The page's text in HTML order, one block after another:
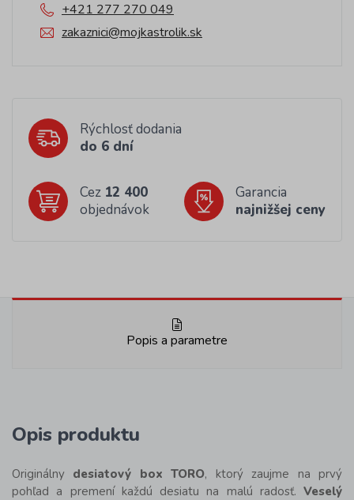
+421 277 270 049
zakaznici@mojkastrolik.sk
Rýchlosť dodania
do 6 dní
Cez 12 400
objednávok
Garancia
najnižšej ceny
Popis a parametre
Opis produktu
Originálny desiatový box TORO, ktorý zaujme na prvý
pohľad a premení každú desiatu na malú radosť. Veselý